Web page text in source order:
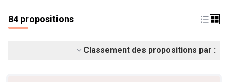
84 propositions
Classement des propositions par :